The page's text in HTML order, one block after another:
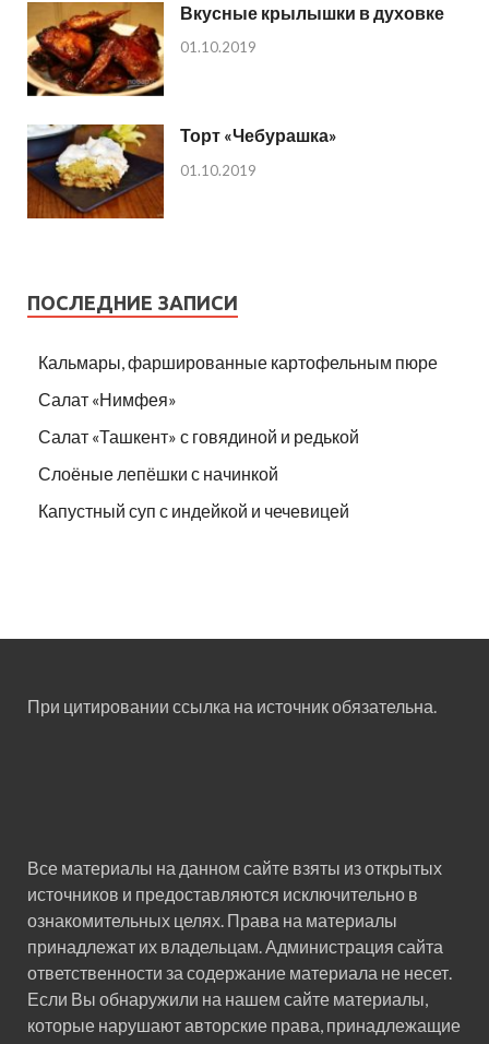
Вкусные крылышки в духовке
01.10.2019
Торт «Чебурашка»
01.10.2019
ПОСЛЕДНИЕ ЗАПИСИ
Кальмары, фаршированные картофельным пюре
Салат «Нимфея»
Салат «Ташкент» с говядиной и редькой
Слоёные лепёшки с начинкой
Капустный суп с индейкой и чечевицей
При цитировании ссылка на источник обязательна.
Все материалы на данном сайте взяты из открытых
источников и предоставляются исключительно в
ознакомительных целях. Права на материалы
принадлежат их владельцам. Администрация сайта
ответственности за содержание материала не несет.
Если Вы обнаружили на нашем сайте материалы,
которые нарушают авторские права, принадлежащие